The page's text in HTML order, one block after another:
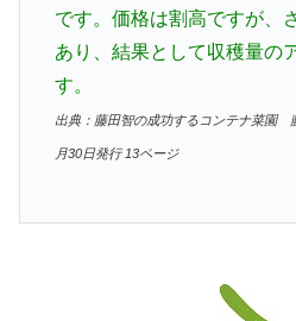
です。価格は割高ですが、
あり、結果として収穫量の
す。
出典：藤田智の成功するコンテナ菜
月30日発行 13ページ